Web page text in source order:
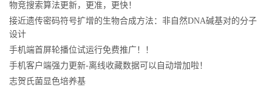
物竞搜索算法更新，更准，更快！
接近遗传密码符号扩增的生物合成方法：非自然DNA碱基对的分子
设计
手机端首屏轮播位试运行免费推广！！
手机客户端强力更新-离线收藏数据可以自动增加啦！
志贺氏菌显色培养基